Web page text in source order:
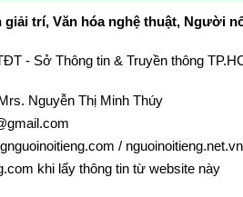
trí, Văn hóa nghệ thuật, Người
- Sở Thông tin & Truyền thông
Nguyễn Thị Minh Thúy
/ nguoinoitieng.net.vn
khi lấy thông tin từ website này